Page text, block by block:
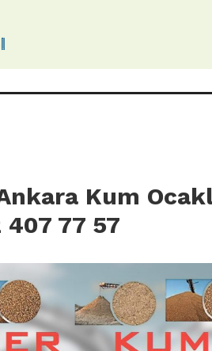
Kum
407 77 57